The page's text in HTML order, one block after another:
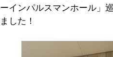
インパルスマンホール」
した！